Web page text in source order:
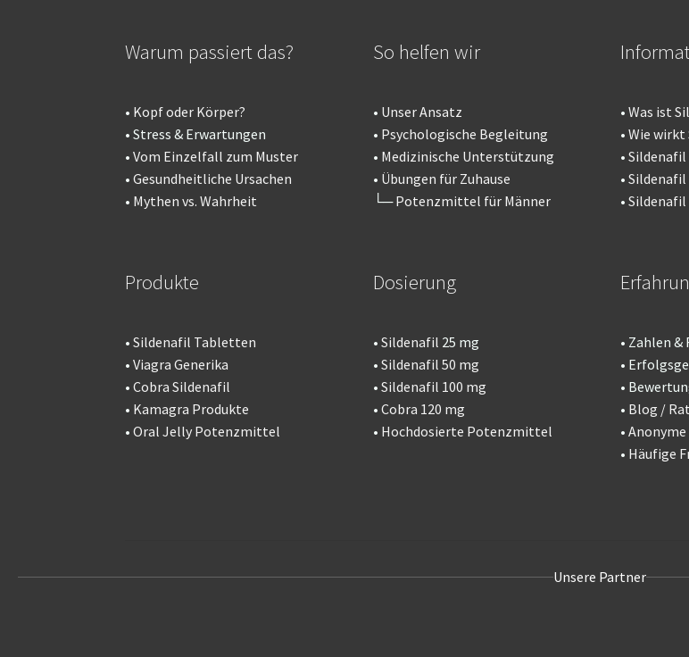
Warum passiert das?
• Kopf oder Körper?
• Stress & Erwartungen
•Vom Einzelfall zum Muster
•Gesundheitliche Ursachen
• Mythen vs. Wahrheit
Produkte
•Sildenafil Tabletten
•Viagra Generika
•Cobra Sildenafil
• Kamagra Produkte
•Oral Jelly Potenzmittel
So helfen wir
• Unser Ansatz
• Psychologische Begleitung
• Medizinische Unterstützung
• Übungen für Zuhause
└─Potenzmittel für Männer
Dosierung
• Sildenafil 25 mg
• Sildenafil 50 mg
• Sildenafil 100 mg
• Cobra 120 mg
• Hochdosierte Potenzmittel
•Was ist
•Wie wirkt
•Sildenafil
•Sildenafil
•Sildenafil
• Zahlen &
•
•
• Blog /
•
• Häufige
Unsere Partner